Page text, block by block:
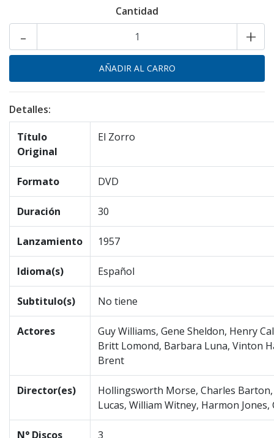
Cantidad
+
-
Detalles:
Título
Original
El Zorro
Formato DVD
Duración 30
Lanzamiento 1957
Idioma(s) Español
Subtitulo(s) No tiene
Actores
Guy Williams, Gene Sheldon, Henry
Britt Lomond, Barbara Luna, Vinton
Brent
Director(es)
Hollingsworth Morse, Charles
Lucas, William Witney, Harmon
N° Discos 3